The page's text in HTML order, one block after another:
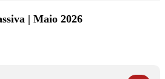
| Maio 2026